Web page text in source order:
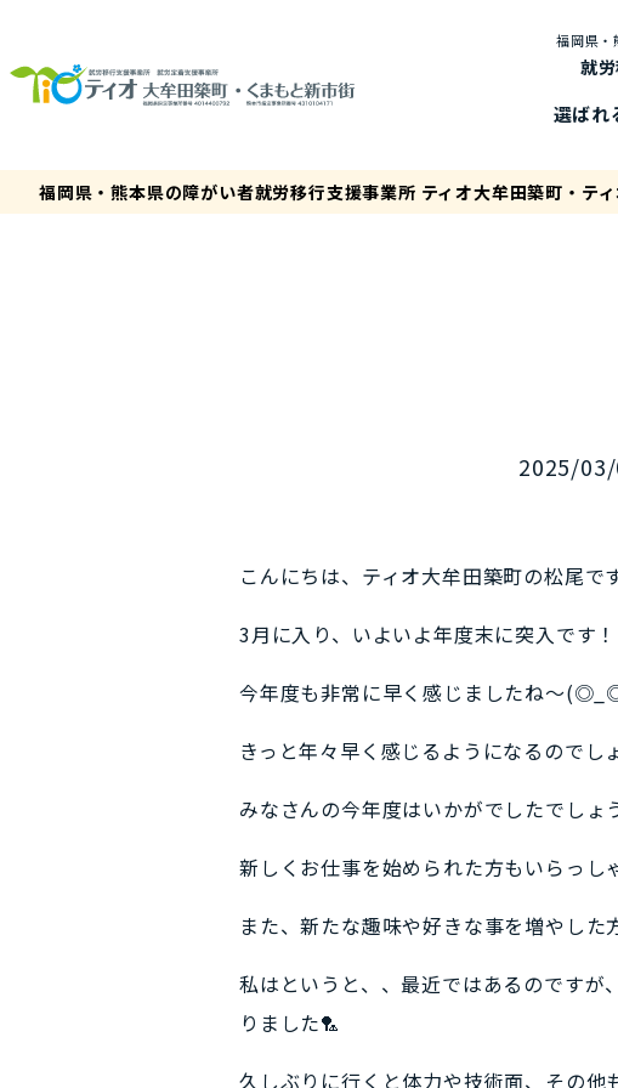
福岡県・
就
選ばれ
福岡県・熊本県の障がい者就労移行支援事業所 ティオ大牟田築町・テ
2025/
こんにちは、ティオ大牟田築町の松尾
3月に入り、いよいよ年度末に突入です！
今年度も非常に早く感じましたね～
きっと年々早く感じるようになるのでし
みなさんの今年度はいかがでしたでしょ
新しくお仕事を始められた方もいらっし
また、新たな趣味や好きな事を増やし
私はというと、、最近ではあるのです
りました🏸
久しぶりに行くと体力や技術面、その